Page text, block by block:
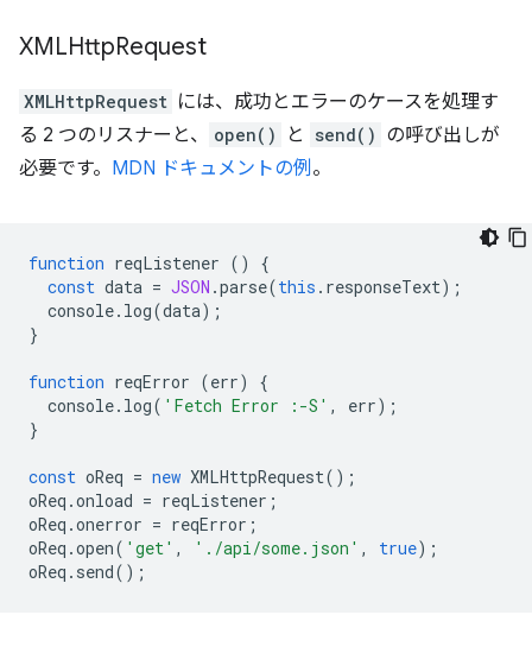
XMLHttpRequest
XMLHttpRequest には、成功とエラーのケースを処理す
る 2 つのリスナーと、
open() と send() の呼び出しが
必要です。 MDN ドキュメントの例。
function reqListener ()
{
const data = JSON .parse(this . responseText);
console. log(data);
}
function reqError (err)
{
console. log( 'Fetch Error :-S' , err);
}
const oReq = new XMLHttpRequest();
oReq .onload = reqListener ;
oReq .onerror = reqError ;
oReq .open( 'get' , './api/some.json' , true);
oReq . send();